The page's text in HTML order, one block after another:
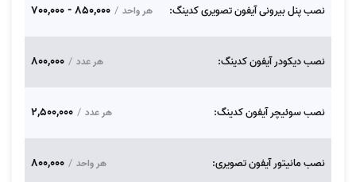
نصب پنل‌ بیرونی آیفون تصویری کدینگ: هر واحد /
850,000 - 700,000
نصب دیکودر آیفون کدینگ: هر عدد /
800,000
نصب سوئیچر آیفون کدینگ: هر عدد /
2,500,000
نصب مانیتور آیفون‌ تصویری: هر واحد /
800,000